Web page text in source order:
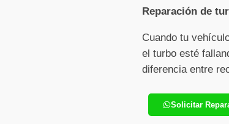
Reparación de
Cuando tu
el turbo esté
diferencia entre
Solicitar